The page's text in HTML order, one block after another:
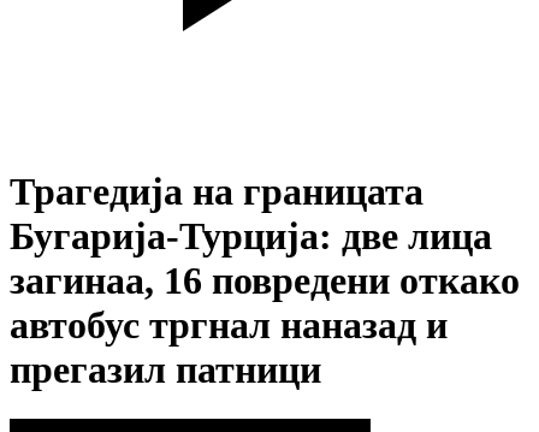
Трагедија на границата
Бугарија-Турција: две лица
загинаа, 16 повредени откако
автобус тргнал наназад и
прегазил патници